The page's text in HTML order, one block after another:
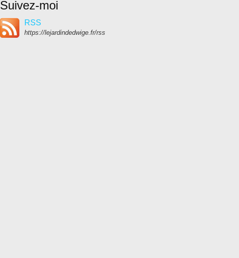
Suivez-moi
RSS
https://lejardindedwige.fr/rss